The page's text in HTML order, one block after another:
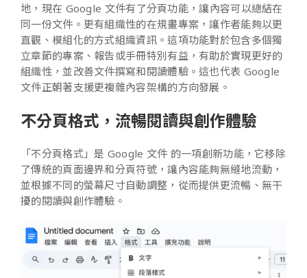
地，現在 Google 文件有了分頁功能，讓內容可以總結在
同一份文件。更有組織性的在規畫專案，讓作者能夠以更
直觀、模組化的方式組織資訊。這項功能對於包含多個獨
立章節的專案、報告或手冊特別有益，有助於實現更好的
組織性，並改善文件撰寫和閱讀體驗。這也代表 Google
文件正朝著支援更複雜內容架構的方向發展。
不分頁格式，流暢閱讀與創作體驗
「不分頁格式」是 Google 文件 的一項創新功能，它移除
了傳統的頁面邊界和分頁符號，讓內容能夠無縫地流動，
並根據不同的螢幕尺寸自動調整，從而提供更流暢、無干
擾的閱讀與創作體驗。